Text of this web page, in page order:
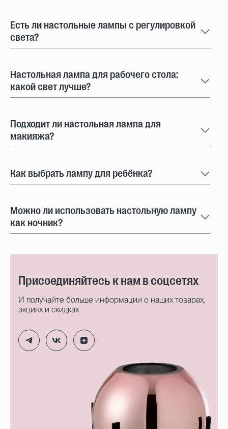
Есть ли настольные лампы с регулировкой
света?
Настольная лампа для рабочего стола:
какой свет лучше?
Подходит ли настольная лампа для
макияжа?
Как выбрать лампу для ребёнка?
Можно ли использовать настольную лампу
как ночник?
Присоединяйтесь к нам в соцсетях
И получайте больше информации о наших товарах,
акциях и скидках